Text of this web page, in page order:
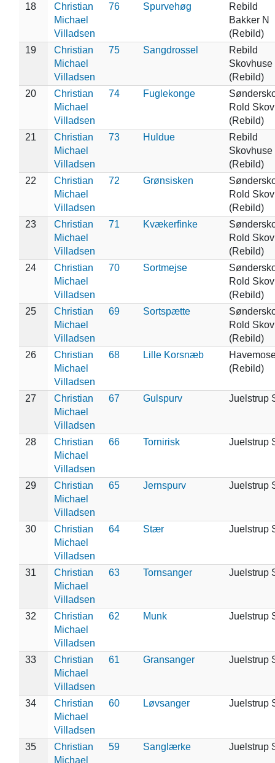
18
Christian
Michael
Villadsen
76 Spurvehøg
Rebild
Bakker N
(Rebild)
19
Christian
Michael
Villadsen
75 Sangdrossel
Rebild
Skovhuse
(Rebild)
20
Christian
Michael
Villadsen
74 Fuglekonge
Rold Skov
(Rebild)
21
Christian
Michael
Villadsen
73 Huldue
Rebild
Skovhuse
(Rebild)
22
Christian
Michael
Villadsen
72 Grønsisken
Rold Skov
(Rebild)
23
Christian
Michael
Villadsen
71 Kvækerfinke
Rold Skov
(Rebild)
24
Christian
Michael
Villadsen
70 Sortmejse
Rold Skov
(Rebild)
25
Christian
Michael
Villadsen
69 Sortspætte
Rold Skov
(Rebild)
26
Christian
Michael
Villadsen
68 Lille Korsnæb
(Rebild)
27
Christian
Michael
Villadsen
67 Gulspurv Juelstrup
28
Christian
Michael
Villadsen
66 Tornirisk Juelstrup
29
Christian
Michael
Villadsen
65 Jernspurv Juelstrup
30
Christian
Michael
Villadsen
64 Stær Juelstrup
31
Christian
Michael
Villadsen
63 Tornsanger Juelstrup
32
Christian
Michael
Villadsen
62 Munk Juelstrup
33
Christian
Michael
Villadsen
61 Gransanger Juelstrup
34
Christian
Michael
Villadsen
60 Løvsanger Juelstrup
35
Christian
Michael
59 Sanglærke Juelstrup